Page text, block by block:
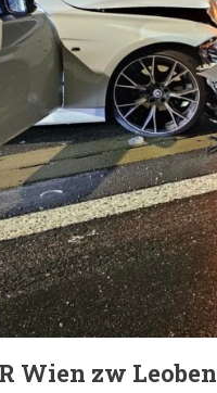
Wien zw